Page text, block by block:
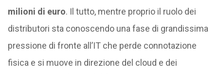
milioni di euro. Il tutto, mentre proprio il ruolo dei
distributori sta conoscendo una fase di grandissima
pressione di fronte all’IT che perde connotazione
fisica e si muove in direzione del cloud e dei